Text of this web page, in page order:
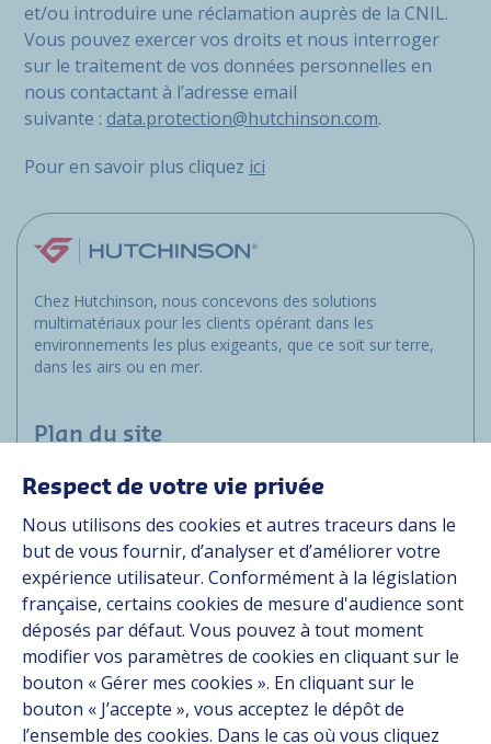
et/ou introduire une réclamation auprès de la CNIL.
Vous pouvez exercer vos droits et nous interroger
sur le traitement de vos données personnelles en
nous contactant à l’adresse email
suivante : data.protection@hutchinson.com.
Pour en savoir plus cliquez ici
Chez Hutchinson, nous concevons des solutions
multimatériaux pour les clients opérant dans les
environnements les plus exigeants, que ce soit sur terre,
dans les airs ou en mer.
Plan du site
Marchés
Solutions
Ressources
À propos
Carrière
Contact
Suivez-nous
Respect de votre vie privée
Nous utilisons des cookies et autres traceurs dans le
but de vous fournir, d’analyser et d’améliorer votre
expérience utilisateur. Conformément à la législation
française, certains cookies de mesure d'audience sont
déposés par défaut. Vous pouvez à tout moment
modifier vos paramètres de cookies en cliquant sur le
bouton « Gérer mes cookies ». En cliquant sur le
bouton « J’accepte », vous acceptez le dépôt de
l’ensemble des cookies. Dans le cas où vous cliquez